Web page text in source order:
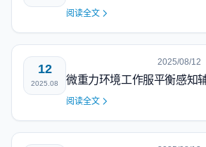
阅读全文
12
2025.08
2025/08/12
微重力环境工作服平衡感知
阅读全文